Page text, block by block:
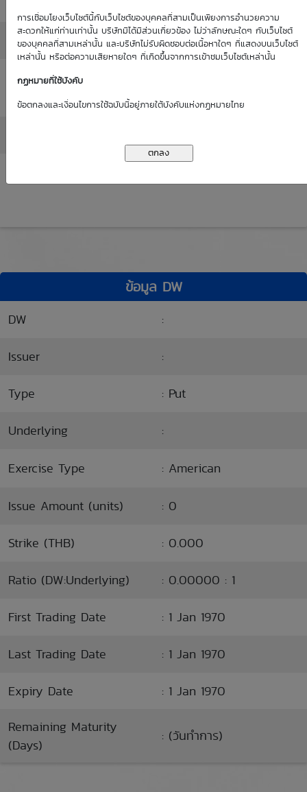
การเชื่อมโยงเว็บไซต์นี้กับเว็บไซต์ของบุคคลที่สามเป็นเพียงการอำนวยความ
สะดวกให้แก่ท่านเท่านั้น บริษัทมิได้มีส่วนเกี่ยวข้อง ไม่ว่าลักษณะใดๆ กับเว็บไซต์
ของบุคคลที่สามเหล่านั้น และบริษัทไม่รับผิดชอบต่อเนื้อหาใดๆ ที่แสดงบนเว็บไซต์
เหล่านั้น หรือต่อความเสียหายใดๆ ที่เกิดขึ้นจากการเข้าชมเว็บไซต์เหล่านั้น
กฏหมายที่ใช้บังคับ
ข้อตกลงและเงื่อนไขการใช้ฉบับนี้อยู่ภายใต้บังคับแห่งกฏหมายไทย
All in Premium
: 0.00%
Intrinsic Value
(THB)
ข้อมูล DW
DW :
Issuer :
Type : Put
Underlying :
Exercise Type : American
Issue Amount (units) : 0
Strike (THB) : 0.000
Ratio (DW:Underlying) : 0.00000 : 1
First Trading Date : 1 Jan 1970
Last Trading Date : 1 Jan 1970
Expiry Date : 1 Jan 1970
Remaining Maturity
(Days)
: (วันทำการ)